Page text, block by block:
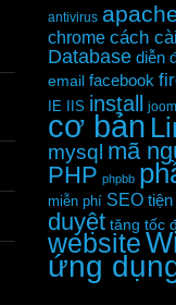
antivirus
chrome cách
Database diễn
email facebook
IE IIS install
cơ bản
mysql mã
PHP phpbb
miễn phí SEO
duyệt tăng tốc
website
ứng